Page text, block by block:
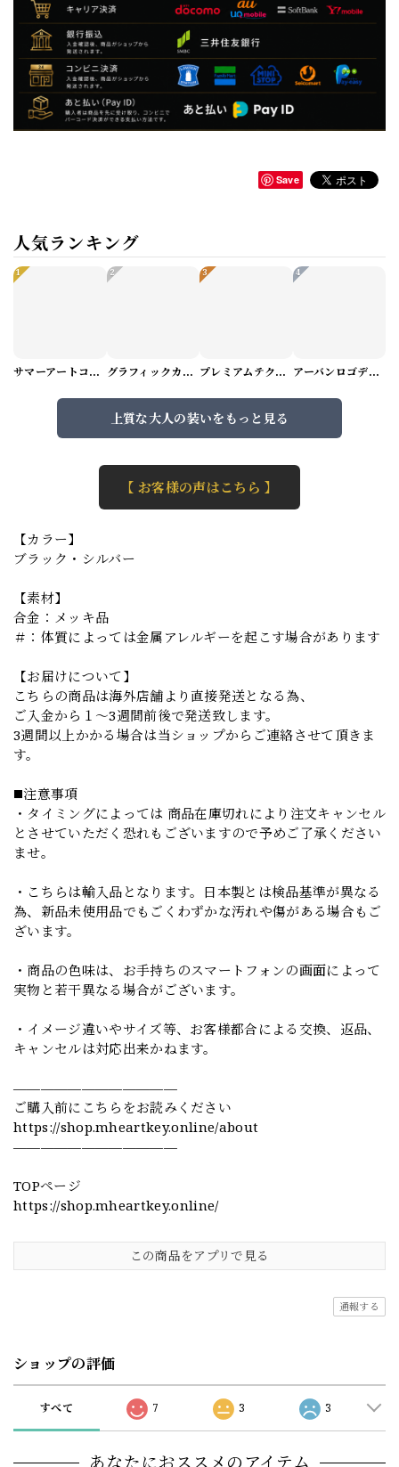
Save
人気ランキング
1
サマーアートコーデセット（5パターン） M1048
2
グラフィックカーゴショートパンツ M1029
3
プレミアムテクスチャーニット（4color） M0971
4
アーバンロゴデザインTシャツ（3color） M0984
上質な大人の装いをもっと見る
【 お客様の声はこちら 】
【カラー】
ブラック・シルバー
【素材】
合金：メッキ品
＃：体質によっては金属アレルギーを起こす場合があります
【お届けについて】
こちらの商品は海外店舗より直接発送となる為、
ご入金から１～3週間前後で発送致します。
3週間以上かかる場合は当ショップからご連絡させて頂きま
す。
◼️注意事項
・タイミングによっては 商品在庫切れにより注文キャンセル
とさせていただく恐れもございますので予めご了承ください
ませ。
・こちらは輸入品となります。日本製とは検品基準が異なる
為、新品未使用品でもごくわずかな汚れや傷がある場合もご
ざいます。
・商品の色味は、お手持ちのスマートフォンの画面によって
実物と若干異なる場合がございます。
・イメージ違いやサイズ等、お客様都合による交換、返品、
キャンセルは対応出来かねます。
————————————
ご購入前にこちらをお読みください
https://shop.mheartkey.online/about
————————————
TOPページ
https://shop.mheartkey.online/
この商品をアプリで見る
通報する
ショップの評価
すべて 7 3 3